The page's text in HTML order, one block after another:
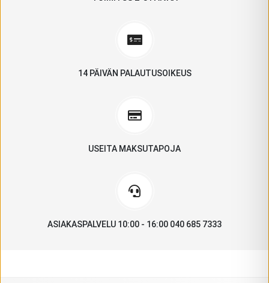
14 PÄIVÄN PALAUTUSOIKEUS
USEITA MAKSUTAPOJA
ASIAKASPALVELU 10:00 - 16:00 040 685 7333